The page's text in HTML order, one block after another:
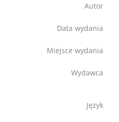
Autor
Data wydania
Miejsce wydania
Wydawca
Język